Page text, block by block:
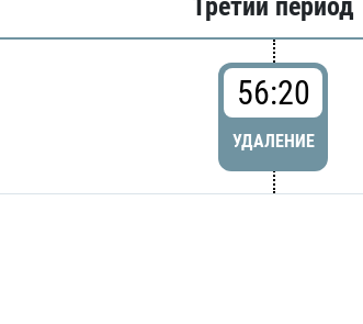
Третий период
56:20
УДАЛЕНИЕ